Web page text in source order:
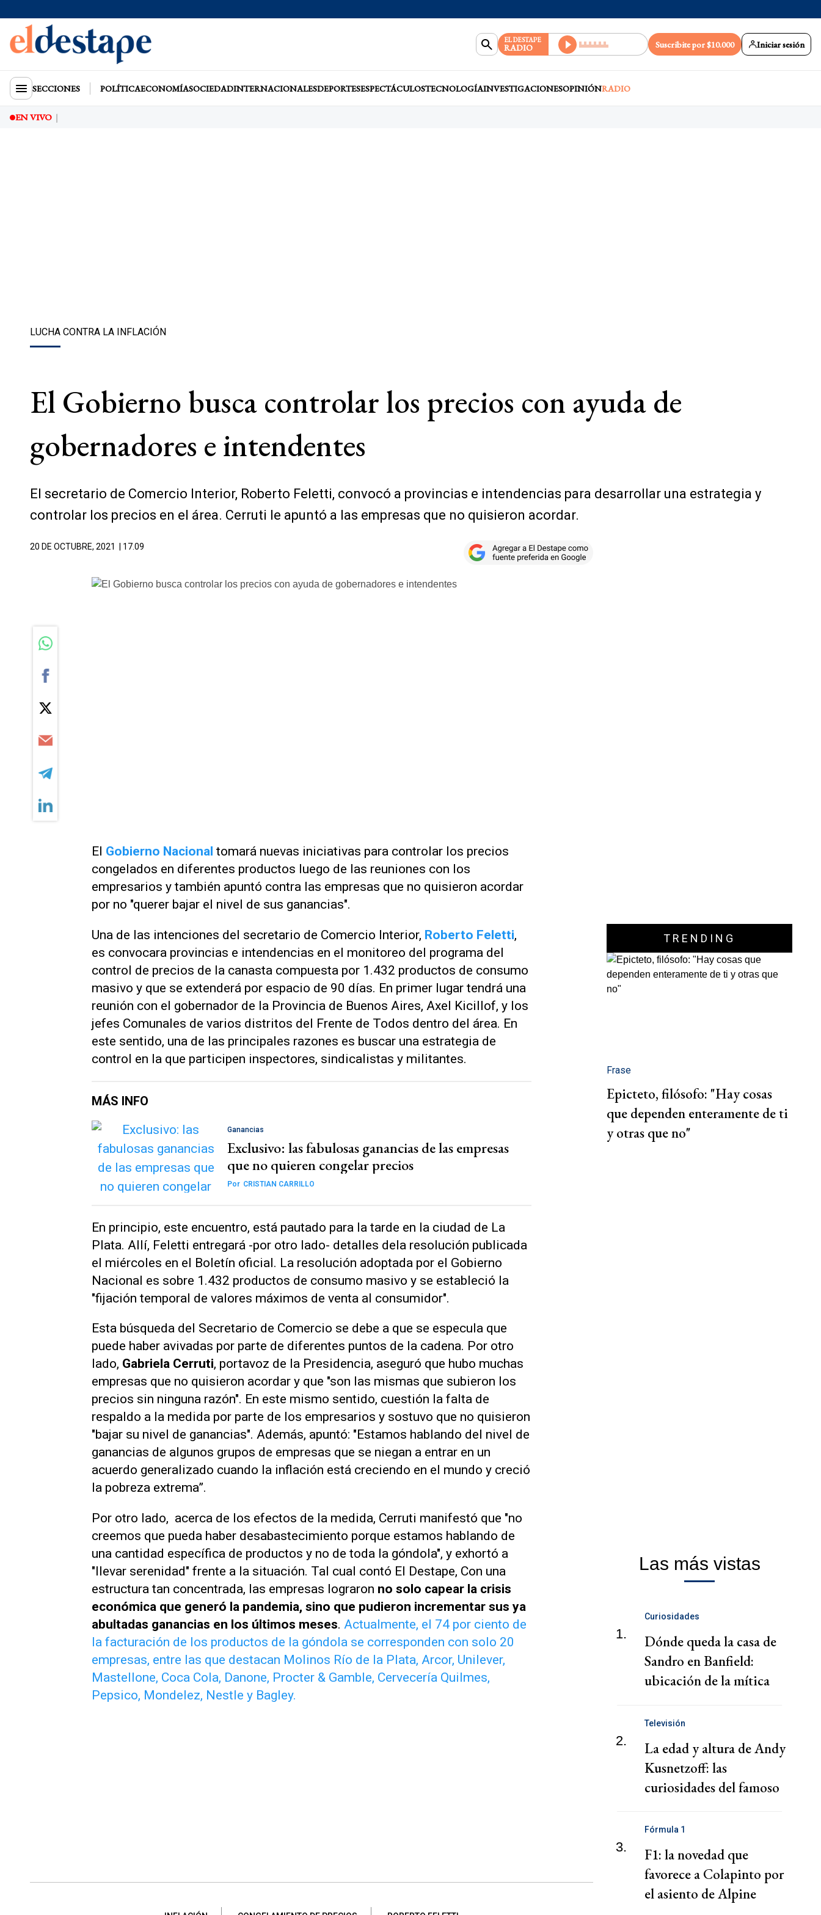
EL DESTAPE
RADIO Suscribite por $10.000 Iniciar sesión
SECCIONES POLÍTICAECONOMÍASOCIEDADINTERNACIONALESDEPORTESESPECTÁCULOSTECNOLOGÍAINVESTIGACIONESOPINIÓNRADIO
EN VIVO
LUCHA CONTRA LA INFLACIÓN
El Gobierno busca controlar los precios con ayuda de
gobernadores e intendentes
El secretario de Comercio Interior, Roberto Feletti, convocó a provincias e intendencias para desarrollar una estrategia y
controlar los precios en el área. Cerruti le apuntó a las empresas que no quisieron acordar.
20 DE OCTUBRE, 2021 | 17.09
El Gobierno Nacional tomará nuevas iniciativas para controlar los precios
congelados en diferentes productos luego de las reuniones con los
empresarios y también apuntó contra las empresas que no quisieron acordar
por no "querer bajar el nivel de sus ganancias".
Una de las intenciones del secretario de Comercio Interior, Roberto Feletti,
es convocara provincias e intendencias en el monitoreo del programa del
control de precios de la canasta compuesta por 1.432 productos de consumo
masivo y que se extenderá por espacio de 90 días. En primer lugar tendrá una
reunión con el gobernador de la Provincia de Buenos Aires, Axel Kicillof, y los
jefes Comunales de varios distritos del Frente de Todos dentro del área. En
este sentido, una de las principales razones es buscar una estrategia de
control en la que participen inspectores, sindicalistas y militantes.
MÁS INFO
Ganancias
Exclusivo: las fabulosas ganancias de las empresas
que no quieren congelar precios
Por CRISTIAN CARRILLO
En principio, este encuentro, está pautado para la tarde en la ciudad de La
Plata. Allí, Feletti entregará -por otro lado- detalles dela resolución publicada
el miércoles en el Boletín oficial. La resolución adoptada por el Gobierno
Nacional es sobre 1.432 productos de consumo masivo y se estableció la
"fijación temporal de valores máximos de venta al consumidor".
Esta búsqueda del Secretario de Comercio se debe a que se especula que
puede haber avivadas por parte de diferentes puntos de la cadena. Por otro
lado, Gabriela Cerruti, portavoz de la Presidencia, aseguró que hubo muchas
empresas que no quisieron acordar y que "son las mismas que subieron los
precios sin ninguna razón". En este mismo sentido, cuestión la falta de
respaldo a la medida por parte de los empresarios y sostuvo que no quisieron
"bajar su nivel de ganancias". Además, apuntó: "Estamos hablando del nivel de
ganancias de algunos grupos de empresas que se niegan a entrar en un
acuerdo generalizado cuando la inflación está creciendo en el mundo y creció
la pobreza extrema”.
Por otro lado, acerca de los efectos de la medida, Cerruti manifestó que "no
creemos que pueda haber desabastecimiento porque estamos hablando de
una cantidad específica de productos y no de toda la góndola", y exhortó a
"llevar serenidad" frente a la situación. Tal cual contó El Destape, Con una
estructura tan concentrada, las empresas lograron no solo capear la crisis
económica que generó la pandemia, sino que pudieron incrementar sus ya
abultadas ganancias en los últimos meses. Actualmente, el 74 por ciento de
la facturación de los productos de la góndola se corresponden con solo 20
empresas, entre las que destacan Molinos Río de la Plata, Arcor, Unilever,
Mastellone, Coca Cola, Danone, Procter & Gamble, Cervecería Quilmes,
Pepsico, Mondelez, Nestle y Bagley.
TRENDING
Frase
Epicteto, filósofo: "Hay cosas
que dependen enteramente de ti
y otras que no"
Las más vistas
1.
Curiosidades
Dónde queda la casa de
Sandro en Banfield:
ubicación de la mítica
2.
Televisión
La edad y altura de Andy
Kusnetzoff: las
curiosidades del famoso
3.
Fórmula 1
F1: la novedad que
favorece a Colapinto por
el asiento de Alpine